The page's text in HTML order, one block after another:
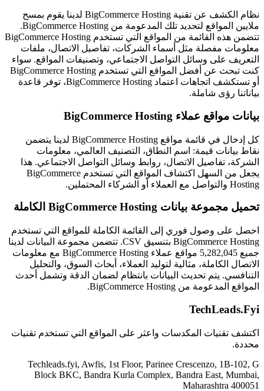
نظام الكشف عن تقنية BigCommerce Hosting لدينا يقوم بمسح
ملايين المواقع لتحديد تلك المدعومة من BigCommerce Hosting.
تتضمن هذه القائمة من المواقع التي تستخدم BigCommerce Hosting
معلومات مفصلة مثل أسماء الشركات، تفاصيل الاتصال، ملفات
التعريف على وسائل التواصل الاجتماعي، وتصنيفات المواقع. سواء
كنت تبحث عن أفضل المواقع التي تستخدم BigCommerce Hosting
أو تستكشف اتجاهات اعتماد BigCommerce Hosting، توفر قاعدة
بياناتنا رؤى شاملة.
بيانات مواقع عملاء BigCommerce Hosting
كل إدخال في قائمة مواقع BigCommerce Hosting لدينا يتضمن
نقاط بيانات قيمة: اسم النطاق، التصنيف العالمي، معلومات
الشركة، تفاصيل الاتصال، روابط وسائل التواصل الاجتماعي. هذا
يجعل من السهل اكتشاف المواقع التي تستخدم BigCommerce
Hosting والتواصل مع العملاء أو الشركاء المحتملين.
تحميل مجموعة بيانات BigCommerce Hosting الكاملة
احصل على وصول فوري إلى القائمة الكاملة للمواقع التي تستخدم
BigCommerce Hosting بتنسيق CSV. تتضمن مجموعة البيانات لدينا
جميع 5,282,045 مواقع عملاء BigCommerce Hosting مع معلومات
الاتصال الكاملة، مثالية لتوليد العملاء، أبحاث السوق، والتحليل
التنافسي. يتم تحديث البيانات بانتظام لضمان الدقة وتشمل أحدث
المواقع المدعومة من BigCommerce Hosting.
TechLeads.Fyi
اكتشف تقنيات المكدسات واعثر على المواقع التي تستخدم تقنيات
محددة.
Techleads.fyi, Awfis, 1st Floor, Parinee Crescenzo, 1B-102, G
Block BKC, Bandra Kurla Complex, Bandra East, Mumbai,
Maharashtra 400051